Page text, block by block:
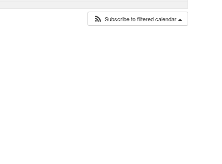
Subscribe to filtered calendar